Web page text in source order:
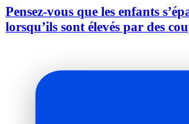
Pensez-vous que les enfants
lorsqu’ils sont élevés par des